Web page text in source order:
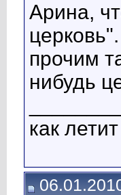
Арина,
прочим
нибудь
как